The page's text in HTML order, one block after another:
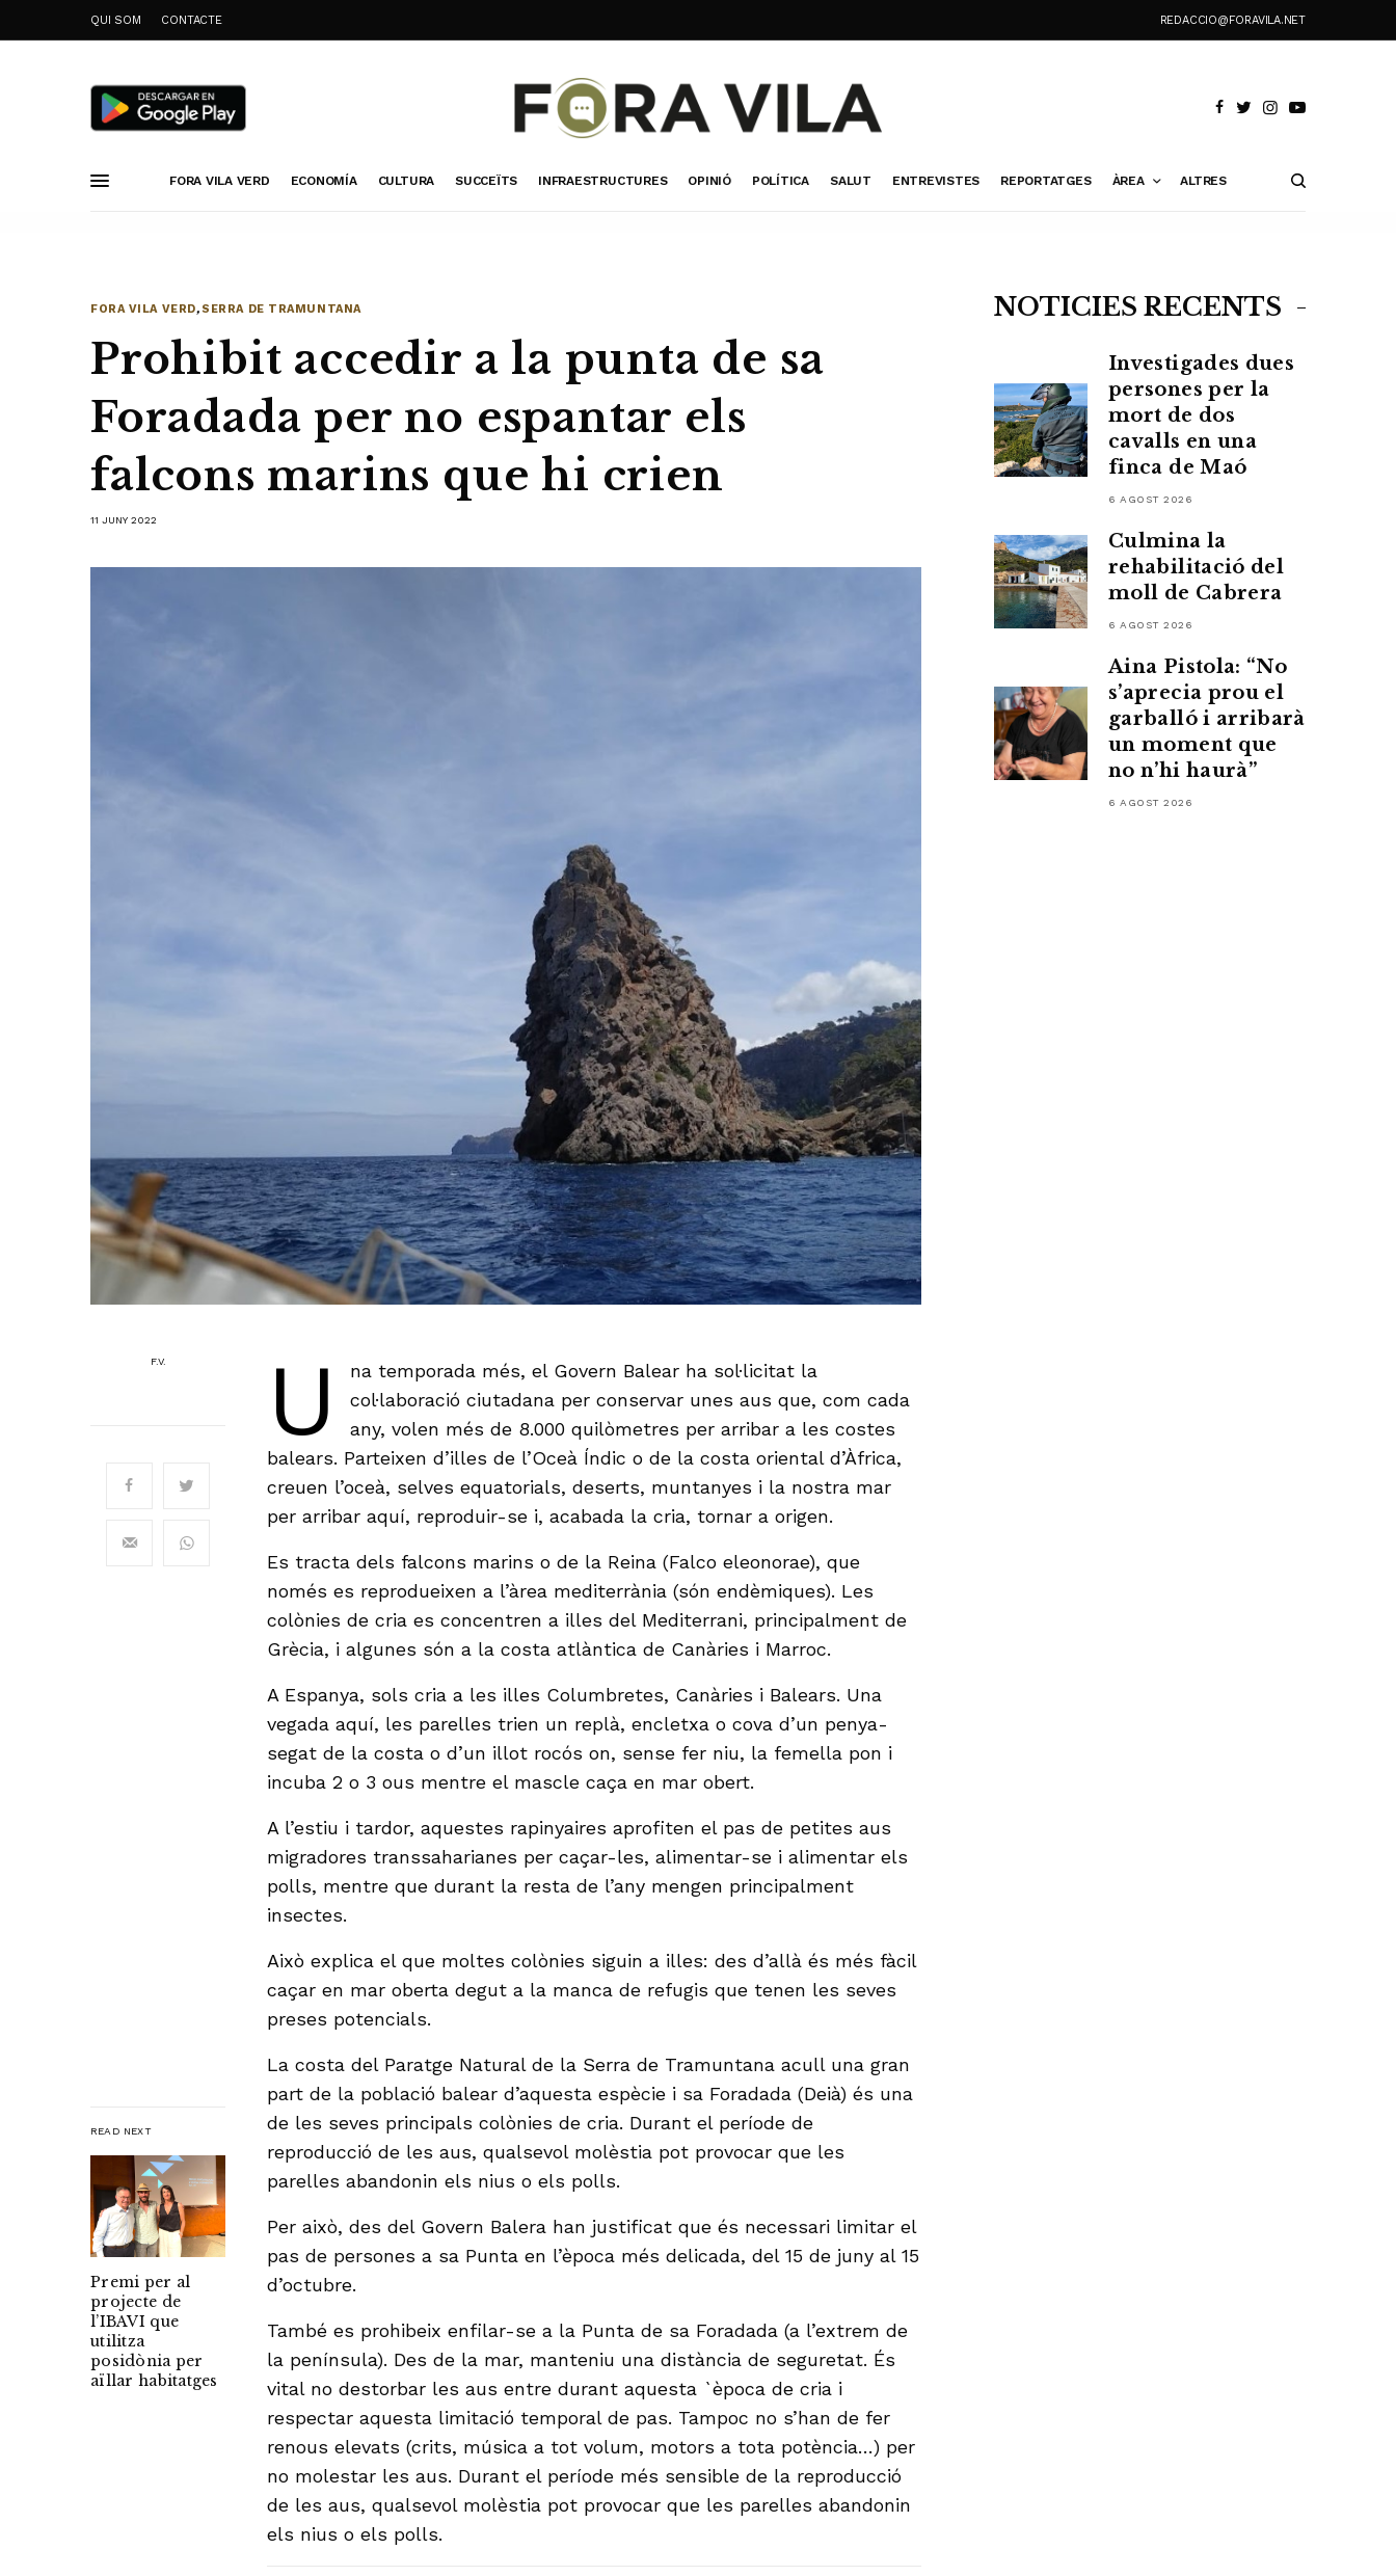
QUI SOM CONTACTE REDACCIO@FORAVILA.NET
FORA VILA VERD ECONOMÍA CULTURA SUCCEÏTS INFRAESTRUCTURES OPINIÓ POLÍTICA SALUT ENTREVISTES REPORTATGES ÀREA ALTRES
FORA VILA VERD,SERRA DE TRAMUNTANA
Prohibit accedir a la punta de sa
Foradada per no espantar els
falcons marins que hi crien
11 JUNY 2022
F.V.
READ NEXT
Premi per al
projecte de
l’IBAVI que
utilitza
posidònia per
aïllar habitatges
U
na temporada més, el Govern Balear ha sol·licitat la
col·laboració ciutadana per conservar unes aus que, com cada
any, volen més de 8.000 quilòmetres per arribar a les costes
balears. Parteixen d’illes de l’Oceà Índic o de la costa oriental d’Àfrica,
creuen l’oceà, selves equatorials, deserts, muntanyes i la nostra mar
per arribar aquí, reproduir-se i, acabada la cria, tornar a origen.
Es tracta dels falcons marins o de la Reina (Falco eleonorae), que
només es reprodueixen a l’àrea mediterrània (són endèmiques). Les
colònies de cria es concentren a illes del Mediterrani, principalment de
Grècia, i algunes són a la costa atlàntica de Canàries i Marroc.
A Espanya, sols cria a les illes Columbretes, Canàries i Balears. Una
vegada aquí, les parelles trien un replà, encletxa o cova d’un penya-
segat de la costa o d’un illot rocós on, sense fer niu, la femella pon i
incuba 2 o 3 ous mentre el mascle caça en mar obert.
A l’estiu i tardor, aquestes rapinyaires aprofiten el pas de petites aus
migradores transsaharianes per caçar-les, alimentar-se i alimentar els
polls, mentre que durant la resta de l’any mengen principalment
insectes.
Això explica el que moltes colònies siguin a illes: des d’allà és més fàcil
caçar en mar oberta degut a la manca de refugis que tenen les seves
preses potencials.
La costa del Paratge Natural de la Serra de Tramuntana acull una gran
part de la població balear d’aquesta espècie i sa Foradada (Deià) és una
de les seves principals colònies de cria. Durant el període de
reproducció de les aus, qualsevol molèstia pot provocar que les
parelles abandonin els nius o els polls.
Per això, des del Govern Balera han justificat que és necessari limitar el
pas de persones a sa Punta en l’època més delicada, del 15 de juny al 15
d’octubre.
També es prohibeix enfilar-se a la Punta de sa Foradada (a l’extrem de
la península). Des de la mar, manteniu una distància de seguretat. És
vital no destorbar les aus entre durant aquesta `època de cria i
respectar aquesta limitació temporal de pas. Tampoc no s’han de fer
renous elevats (crits, música a tot volum, motors a tota potència…) per
no molestar les aus. Durant el període més sensible de la reproducció
de les aus, qualsevol molèstia pot provocar que les parelles abandonin
els nius o els polls.
NOTÍCIES RECENTS
Investigades dues
persones per la
mort de dos
cavalls en una
finca de Maó
6 AGOST 2026
Culmina la
rehabilitació del
moll de Cabrera
6 AGOST 2026
Aina Pistola: “No
s’aprecia prou el
garballó i arribarà
un moment que
no n’hi haurà”
6 AGOST 2026